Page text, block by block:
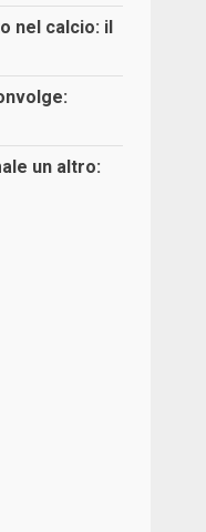
nel calcio: il
un altro: